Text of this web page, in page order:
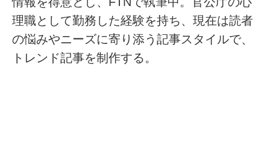
理職として勤務した経験を持ち、現在は読者
の悩みやニーズに寄り添う記事スタイルで、
トレンド記事を制作する。